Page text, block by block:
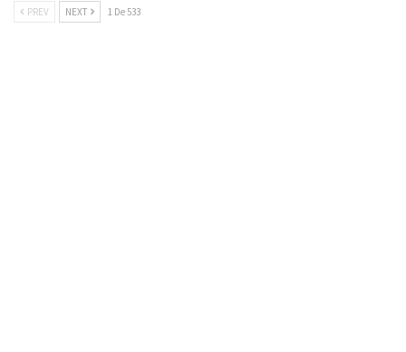
PREV NEXT 1 De 533